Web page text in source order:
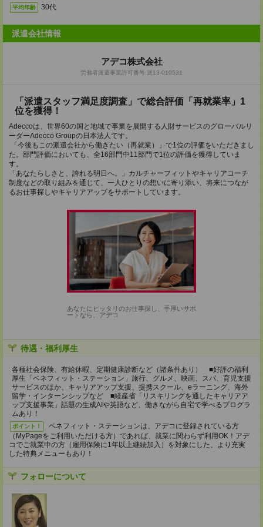
平均年齢 30代
派遣会社情報
アデコ株式会社
労働者派遣事業許可番号:派13-010531
「派遣スタッフ満足度調査」で総合評価「再就業率」1
位を獲得！
Adeccoは、世界60の国と地域で事業を展開する人財サービスのグローバルリ
ーダーAdecco Groupの日本法人です。
「今後もこの派遣会社から働きたい（再就業）」で1位の評価をいただきまし
た。部門評価においても、全16部門中11部門で1位の評価を獲得していま
す。
「あなたらしさと、誇れる明日へ。」カルチャーフィットやキャリアコーチ
制度などの取り組みを通じて、一人ひとりの想いに寄り添い、将来につなが
るお仕事探しやキャリアアップをサポートしています。
あなたにピッタリのお仕事探し、手厚いサポ
ートなら、アデコ
待遇・福利厚生
各種社会保険、有給休暇、定期健康診断など（諸条件あり） ■好評の福利
厚生「ベネフィット・ステーション」旅行、グルメ、映画、スパ、育児支援
サービスのほか、キャリアアップ支援、提携スクール、eラーニング、海外
留学・インターンシップなど ■経産省「リスキリングを通したキャリアア
ップ支援事業」話題の生成AIや英語など、働きながら自宅で学べるプログラ
ムあり！
ポイント！
ベネフィット・ステーションは、アデコに登録されている方
（MyPageをご利用いただける方）であれば、就業に関わらず利用OK！アデ
コでご就業中の方（雇用保険に1年以上継続加入）を対象にした、より充実
した特典メニューもあり！
フォローについて